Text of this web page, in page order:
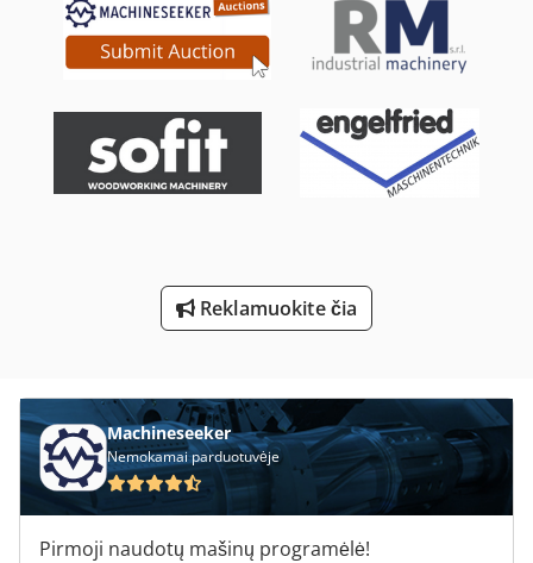
Perforavimo Ir Pjaustymo
Ro Pjovimo Staklės
Ro Šlifavimo Staklės
St Spausdinimo Sistemos
Tekinimo Su Skaitmeniniu Ekranu
Reklamuokite čia
Machineseeker
Nemokamai parduotuvėje
Pirmoji naudotų mašinų programėlė!